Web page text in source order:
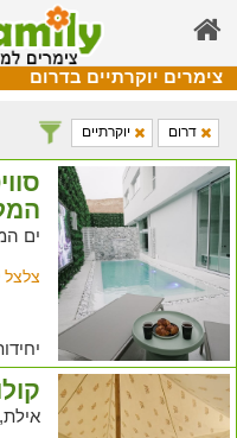
צימרים יוקרתיים בדרום
דרום יוקרתיים
ים
יחידות